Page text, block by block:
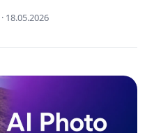
· 18.05.2026